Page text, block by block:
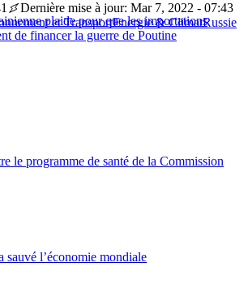
plaide pour que les importations
de financer la guerre de Poutine
Dernière mise à jour: Mar 7, 2022 - 07:43
et TransportEnergie & ClimatRussie
le programme de santé de la Commission
l’économie mondiale